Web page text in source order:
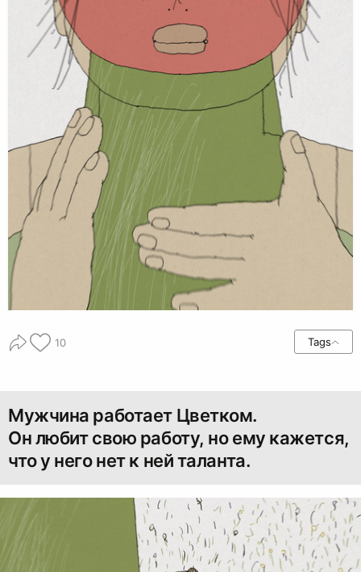
10 Tags
Мужчина работает Цветком.
Он любит свою работу, но ему кажется,
что у него нет к ней таланта.